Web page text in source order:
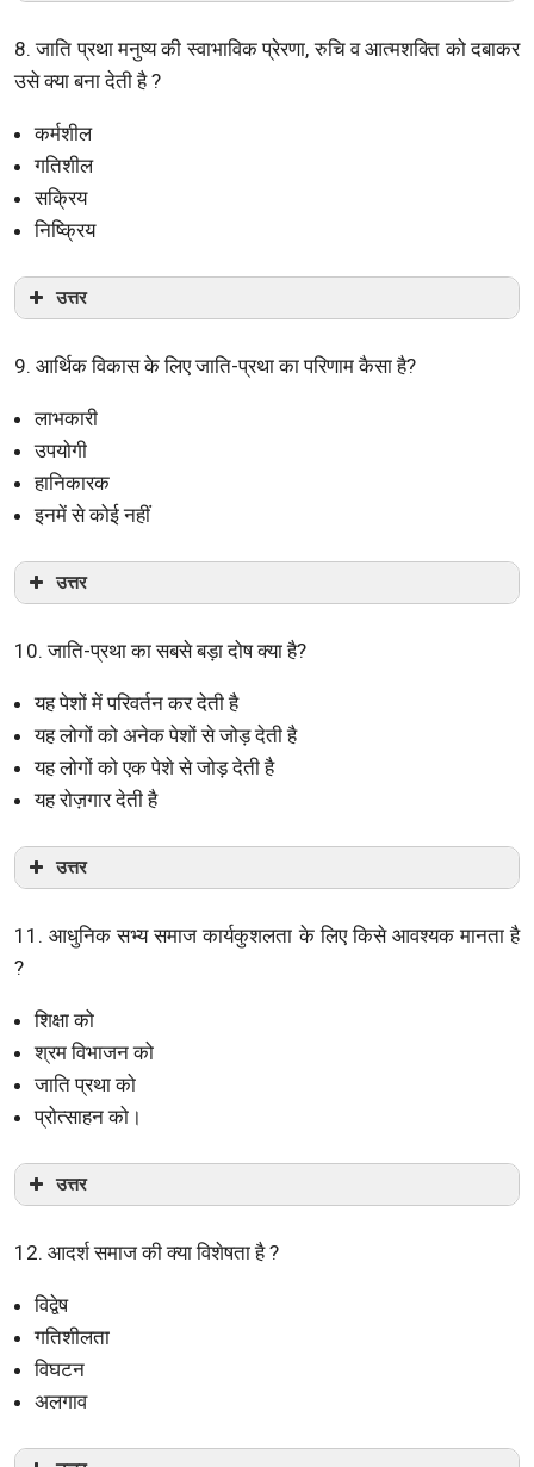
8. जाति प्रथा मनुष्य की स्वाभाविक प्रेरणा, रुचि व आत्मशक्ति को दबाकर
उसे क्या बना देती है ?
कर्मशील
गतिशील
सक्रिय
निष्क्रिय
उत्तर
9. आर्थिक विकास के लिए जाति-प्रथा का परिणाम कैसा है?
लाभकारी
उपयोगी
हानिकारक
इनमें से कोई नहीं
उत्तर
10. जाति-प्रथा का सबसे बड़ा दोष क्या है?
यह पेशों में परिवर्तन कर देती है
यह लोगों को अनेक पेशों से जोड़ देती है
यह लोगों को एक पेशे से जोड़ देती है
यह रोज़गार देती है
उत्तर
11. आधुनिक सभ्य समाज कार्यकुशलता के लिए किसे आवश्यक मानता है
?
शिक्षा को
श्रम विभाजन को
जाति प्रथा को
प्रोत्साहन को।
उत्तर
12. आदर्श समाज की क्या विशेषता है ?
विद्वेष
गतिशीलता
विघटन
अलगाव